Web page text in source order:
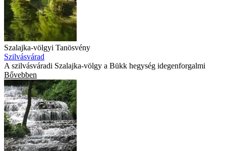
Szalajka-völgyi Tanösvény
Szilvásvárad
A szilvásváradi Szalajka-völgy a Bükk hegység idegenforgalmi
Bővebben